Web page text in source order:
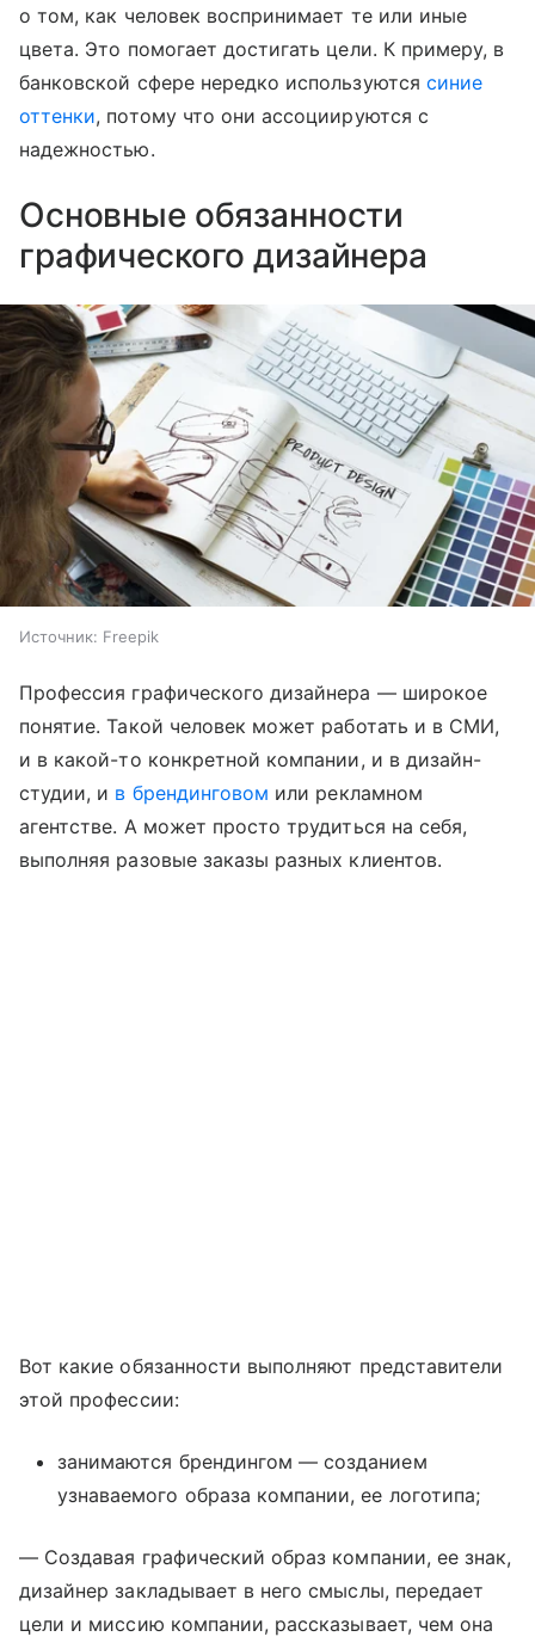
о том, как человек воспринимает те или иные
цвета. Это помогает достигать цели. К примеру, в
банковской сфере нередко используются синие
оттенки, потому что они ассоциируются с
надежностью.
Основные обязанности
графического дизайнера
Источник: Freepik
Профессия графического дизайнера — широкое
понятие. Такой человек может работать и в СМИ,
и в какой-то конкретной компании, и в дизайн-
студии, и в брендинговом или рекламном
агентстве. А может просто трудиться на себя,
выполняя разовые заказы разных клиентов.
Вот какие обязанности выполняют представители
этой профессии:
занимаются брендингом — созданием
узнаваемого образа компании, ее логотипа;
— Создавая графический образ компании, ее знак,
дизайнер закладывает в него смыслы, передает
цели и миссию компании, рассказывает, чем она